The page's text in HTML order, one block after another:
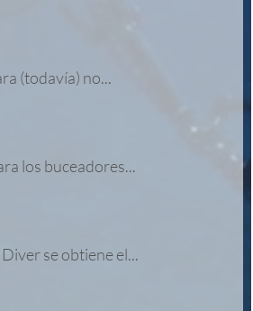
(todavía) no...
los buceadores...
se obtiene el...